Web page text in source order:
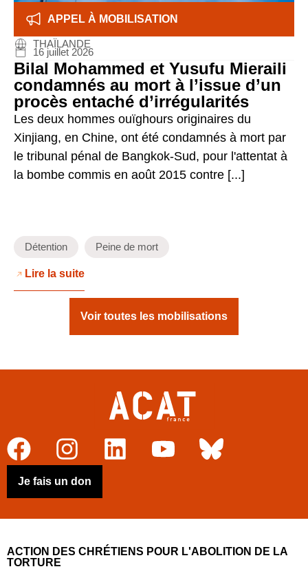
APPEL À MOBILISATION
THAÏLANDE
16 juillet 2026
Bilal Mohammed et Yusufu Mieraili
condamnés au mort à l’issue d’un
procès entaché d’irrégularités
Les deux hommes ouïghours originaires du
Xinjiang, en Chine, ont été condamnés à mort par
le tribunal pénal de Bangkok-Sud, pour l'attentat à
la bombe commis en août 2015 contre [...]
Détention Peine de mort
Lire la suite
Voir toutes les mobilisations
Je fais un don
ACTION DES CHRÉTIENS POUR L'ABOLITION DE LA
TORTURE